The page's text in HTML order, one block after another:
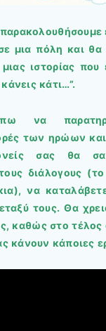
μια πόλη και θα
ιστορίας που
κάτι…”.
να
των ηρώων και
σας θα
διάλογους
να
τους.Θα
καθώς στο τέλος
κάνουν κάποιες